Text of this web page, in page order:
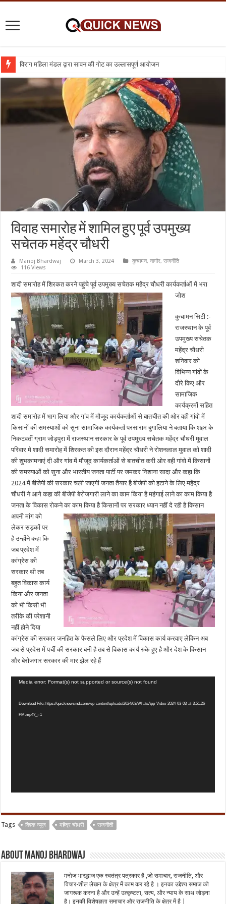
विराग महिला मंडल द्वारा सावन की गोट का उल्लासपूर्ण आयोजन
विवाह समारोह में शामिल हुए पूर्व उपमुख्य
सचेतक महेंद्र चौधरी
Manoj Bhardwaj March 3, 2024 कुचामन,नागौर,राजनीति
116 Views
शादी समारोह में शिरकत करने पहुंचे पूर्व उपमुख्य सचेतक महेंद्र चौधरी कार्यकर्ताओं में भरा
जोश
कुचामन सिटी :-
राजस्थान के पूर्व
उपमुख्य सचेतक
महेंद्र चौधरी
शनिवार को
विभिन्न गांवों के
दौरे किए और
सामाजिक
कार्यक्रमों सहित
शादी समारोह में भाग लिया और गांव में मौजूद कार्यकर्ताओं से बातचीत की ओर वही गांवो में
किसानों की समस्याओं को सुना सामाजिक कार्यकर्ता परसाराम बुगालिया ने बताया कि शहर के
निकटवर्ती ग्राम जोड़पुरा में राजस्थान सरकार के पूर्व उपमुख्य सचेतक महेंद्र चौधरी मुवाल
परिवार मे शादी समारोह में शिरकत की इस दौरान महेंद्र चौधरी ने रोशनलाल मुवाल को शादी
की शुभकामनाएं दी और गांव में मौजूद कार्यकर्ताओं से बातचीत करी ओर वही गांवो में किसानों
की समस्याओं को सुना और भारतीय जनता पार्टी पर जमकर निशाना सादा और कहा कि
2024 में बीजेपी की सरकार चली जाएगी जनता तैयार है बीजेपी को हटाने के लिए महेंद्र
चौधरी ने आगे कहा की बीजेपी बेरोजगारी लाने का काम किया है महंगाई लाने का काम किया है
जनता के विकास रोकने का काम किया है किसानों पर सरकार ध्यान नहीं दे रही है किसान
अपनी मांग को
लेकर सड़कों पर
है उन्होंने कहा कि
जब प्रदेश में
कांग्रेस की
सरकार थी तब
बहुत विकास कार्य
किया और जनता
को भी किसी भी
तरीके की परेशानी
नहीं होने दिया
कांग्रेस की सरकार जनहित के फैसले लिए और प्रदेश में विकास कार्य करवाए लेकिन अब
जब से प्रदेस में पर्ची की सरकार बनी है तब से विकास कार्य रुके हुए है और देश के किसान
और बेरोजगार सरकार की मार झेल रहे हैं
Video
Media error: Format(s) not supported or source(s) not found
Download File: https://quicknewsind.com/wp-content/uploads/2024/03/WhatsApp-Video-2024-03-03-at-3.51.26-
PM.mp4?_=1
Tags क्विक न्यूज़ महेंद्र चौधरी राजनीती
About Manoj Bhardwaj
मनोज भारद्धाज एक स्वतंत्र पत्रकार है ,जो समाचार, राजनीति, और
विचार-शील लेखन के क्षेत्र में काम कर रहे है । इनका उद्देश्य समाज को
जागरूक करना है और उन्हें उत्कृष्टता, सत्य, और न्याय के साथ जोड़ना
है। इनकी विशेषज्ञता समाचार और राजनीति के क्षेत्र में है |